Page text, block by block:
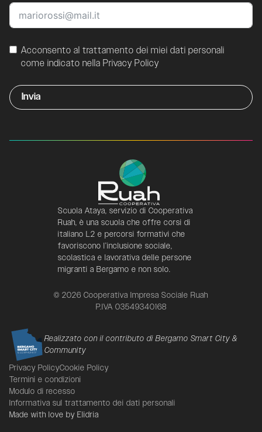
Acconsento al trattamento dei miei dati personali
come indicato nella Privacy Policy
Invia
Scuola Ataya, servizio di Cooperativa
Ruah, è una scuola che offre corsi di
italiano L2 e percorsi formativi che
favoriscono l’inclusione sociale,
scolastica e lavorativa delle persone
migranti a Bergamo e non solo.
© 2026 Cooperativa Impresa Sociale Ruah
P.IVA 03549340168
Realizzato con il contributo di Bergamo Smart City &
Community
Privacy PolicyCookie Policy
Termini e condizioni
Modulo di recesso
Informativa sul trattamento dei dati personali
Made with love by Elidria